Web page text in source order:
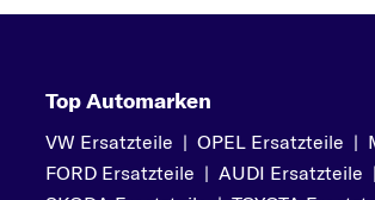
Top Automarken
VW Ersatzteile | OPEL Ersatzteile |
FORD Ersatzteile | AUDI Ersatzteile |